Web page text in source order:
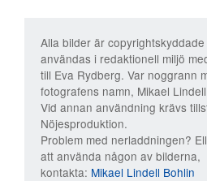
Alla bilder är
användas i redaktionell miljö
till Eva Rydberg. Var noggrann
fotografens namn, Mikael
Vid annan användning krävs
Nöjesproduktion.
Problem med nerladdningen?
att använda någon av bilderna,
kontakta: Mikael Lindell Bohlin